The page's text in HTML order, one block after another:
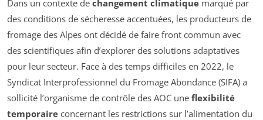
Dans un contexte de changement climatique marqué par
des conditions de sécheresse accentuées, les producteurs de
fromage des Alpes ont décidé de faire front commun avec
des scientifiques afin d’explorer des solutions adaptatives
pour leur secteur. Face à des temps difficiles en 2022, le
Syndicat Interprofessionnel du Fromage Abondance (SIFA) a
sollicité l’organisme de contrôle des AOC une flexibilité
temporaire concernant les restrictions sur l’alimentation du